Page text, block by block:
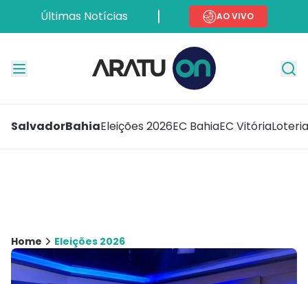
Últimas Notícias AO VIVO
SalvadorBahiaEleições 2026EC BahiaEC Vitória
Home Eleições 2026